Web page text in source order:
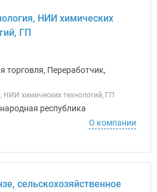
НИИ химических
ГП
торговля, Переработчик,
химических технологий, ГП
республика
О компании
сельскохозяйственное